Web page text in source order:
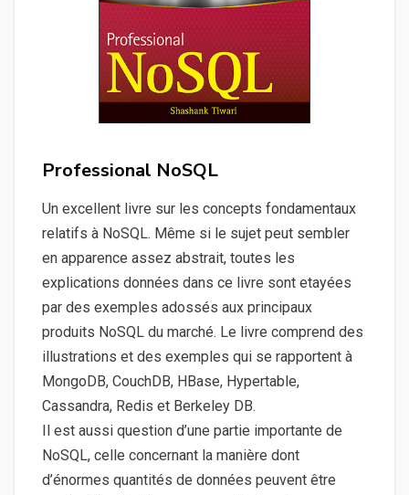
Professional NoSQL
Un excellent livre sur les concepts fondamentaux
relatifs à NoSQL. Même si le sujet peut sembler
en apparence assez abstrait, toutes les
explications données dans ce livre sont etayées
par des exemples adossés aux principaux
produits NoSQL du marché. Le livre comprend des
illustrations et des exemples qui se rapportent à
MongoDB, CouchDB, HBase, Hypertable,
Cassandra, Redis et Berkeley DB.
Il est aussi question d’une partie importante de
NoSQL, celle concernant la manière dont
d’énormes quantités de données peuvent être